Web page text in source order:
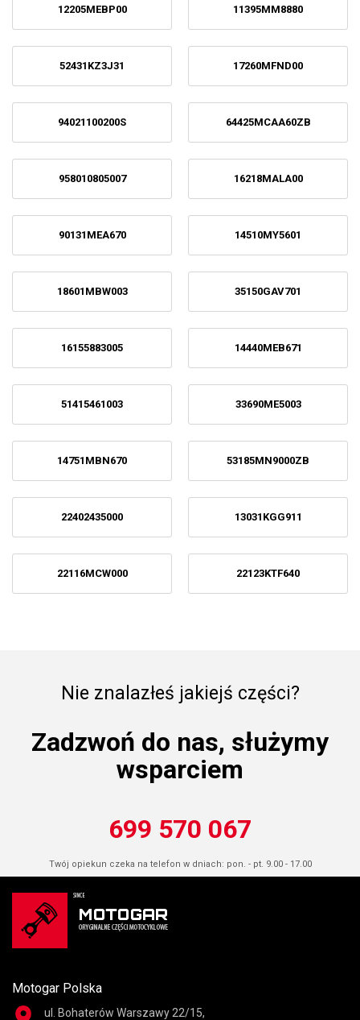
12205MEBP00 11395MM8880
52431KZ3J31 17260MFND00
94021100200S 64425MCAA60ZB
958010805007 16218MALA00
90131MEA670 14510MY5601
18601MBW003 35150GAV701
16155883005 14440MEB671
51415461003 33690ME5003
14751MBN670 53185MN9000ZB
22402435000 13031KGG911
22116MCW000 22123KTF640
Nie znalazłeś jakiejś części?
Zadzwoń do nas, służymy
wsparciem
699 570 067
Twój opiekun czeka na telefon w dniach: pon. - pt. 9.00 - 17.00
Motogar Polska
ul. Bohaterów Warszawy 22/15,